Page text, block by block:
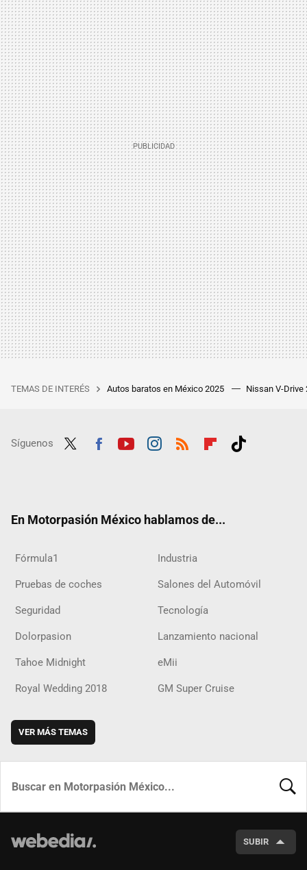
TEMAS DE INTERÉS Autos baratos en México 2025 Nissan V-Drive
Síguenos
En Motorpasión México hablamos de...
Fórmula1 Industria
Pruebas de coches Salones del Automóvil
Seguridad Tecnología
Dolorpasion Lanzamiento nacional
Tahoe Midnight eMii
Royal Wedding 2018 GM Super Cruise
VER MÁS TEMAS
SUBIR